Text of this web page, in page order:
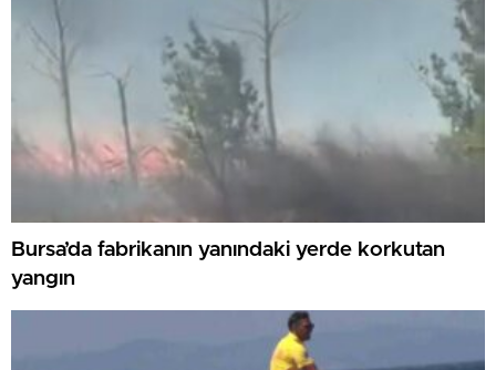
Bursa’da fabrikanın yanındaki yerde korkutan
yangın